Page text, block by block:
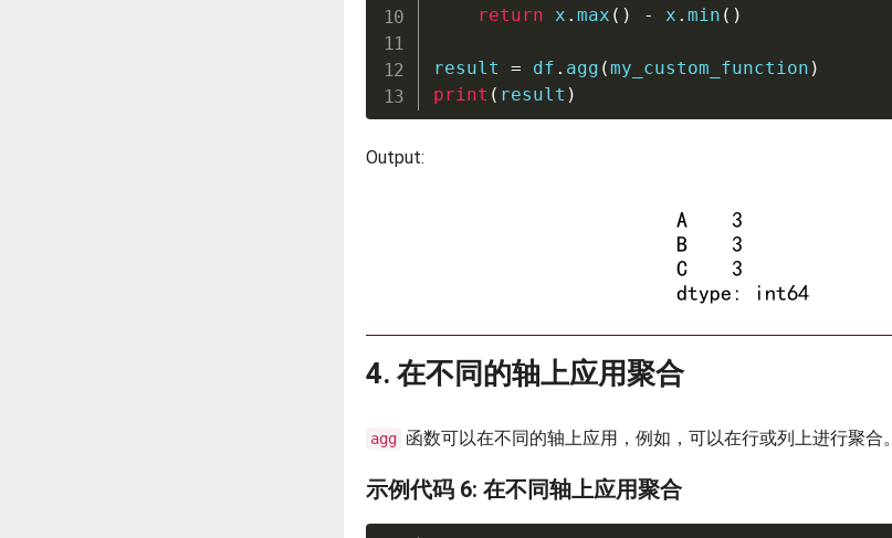
return x . max ( ) - x . min ( )
result = df . agg (my_custom_function )
print ( result )
Output:
4. 在不同的轴上应用聚合
agg 函数可以在不同的轴上应用，例如，可以在行或列上进行聚合。
示例代码 6: 在不同轴上应用聚合